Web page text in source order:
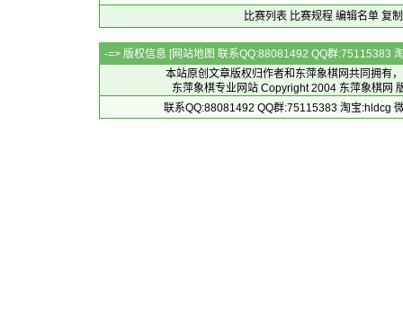
比赛列表 比赛规程 编辑名单 复
-=> 版权信息 [网站地图 联系QQ:88081492 QQ群:75115383
本站原创文章版权归作者和 东萍象棋网共同拥有
东萍象棋专业网站 Copyright 2004 东萍象棋网
联系QQ:88081492 QQ群:75115383 淘宝:hldcg